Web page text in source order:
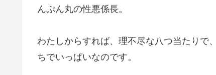
んぷん丸の性悪係長。
わたしからすれば、理不尽な八つ当たりで
ちでいっぱいなのです。